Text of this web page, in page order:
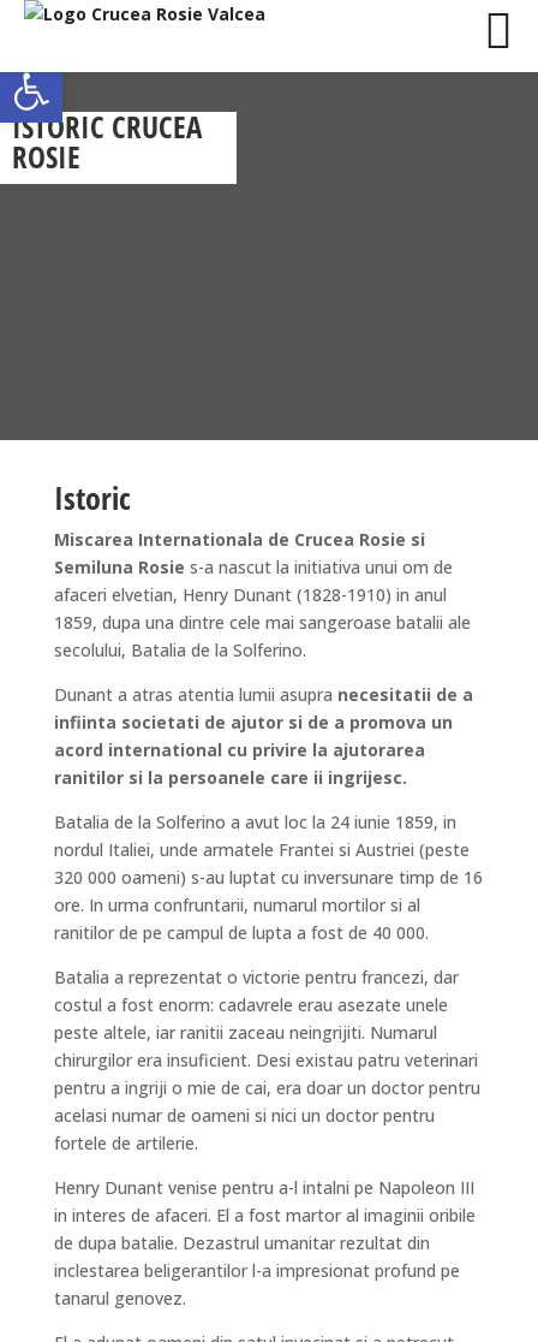
Deschide bara de unelte
ISTORIC CRUCEA
ROSIE
Istoric
Miscarea Internationala de Crucea Rosie si
Semiluna Rosie s-a nascut la initiativa unui om de
afaceri elvetian, Henry Dunant (1828-1910) in anul
1859, dupa una dintre cele mai sangeroase batalii ale
secolului, Batalia de la Solferino.
Dunant a atras atentia lumii asupra necesitatii de a
infiinta societati de ajutor si de a promova un
acord international cu privire la ajutorarea
ranitilor si la persoanele care ii ingrijesc.
Batalia de la Solferino a avut loc la 24 iunie 1859, in
nordul Italiei, unde armatele Frantei si Austriei (peste
320 000 oameni) s-au luptat cu inversunare timp de 16
ore. In urma confruntarii, numarul mortilor si al
ranitilor de pe campul de lupta a fost de 40 000.
Batalia a reprezentat o victorie pentru francezi, dar
costul a fost enorm: cadavrele erau asezate unele
peste altele, iar ranitii zaceau neingrijiti. Numarul
chirurgilor era insuficient. Desi existau patru veterinari
pentru a ingriji o mie de cai, era doar un doctor pentru
acelasi numar de oameni si nici un doctor pentru
fortele de artilerie.
Henry Dunant venise pentru a-l intalni pe Napoleon III
in interes de afaceri. El a fost martor al imaginii oribile
de dupa batalie. Dezastrul umanitar rezultat din
inclestarea beligerantilor l-a impresionat profund pe
tanarul genovez.